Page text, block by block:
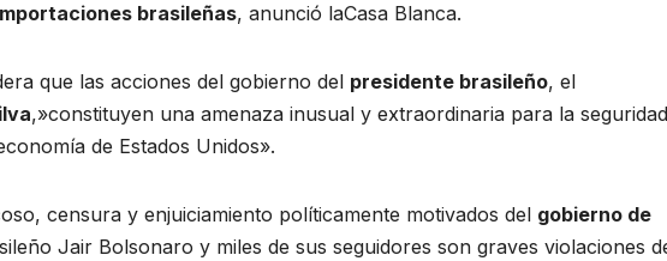
brasileñas, anunció laCasa Blanca.
que las acciones del gobierno del presidente brasileño, el
,»constituyen una amenaza inusual y extraordinaria para la seguridad
de Estados Unidos».
censura y enjuiciamiento políticamente motivados del gobierno de
Jair Bolsonaro y miles de sus seguidores son graves violaciones